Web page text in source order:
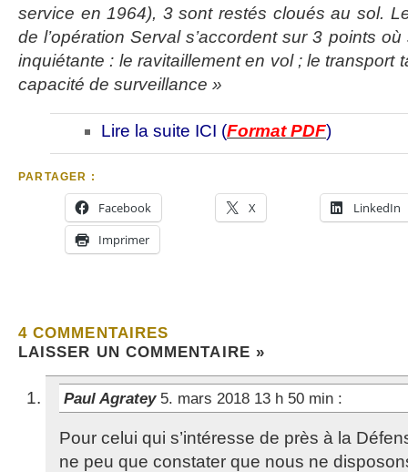
service en 1964), 3 sont restés cloués au sol.
de l’opération Serval s’accordent sur 3 points
inquiétante : le ravitaillement en vol ; le transport
capacité de surveillance »
Lire la suite ICI (Format PDF)
PARTAGER :
Facebook X
LinkedIn
Imprimer
4 COMMENTAIRES
LAISSER UN COMMENTAIRE »
Paul Agratey 5. mars 2018 13 h 50 min :
Pour celui qui s’intéresse de près à la
ne peu que constater que nous ne